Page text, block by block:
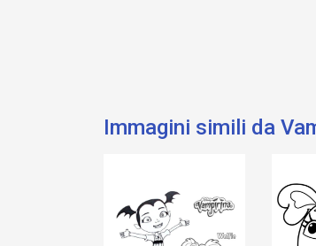
Immagini simili da